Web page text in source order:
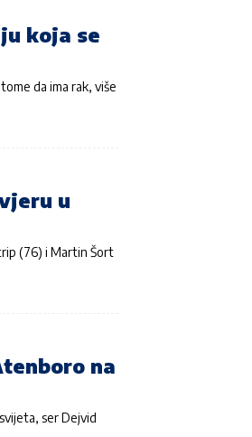
koja se
da ima rak, više
u
(76) i Martin Šort
na
ser Dejvid